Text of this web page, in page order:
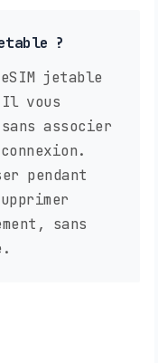
?
jetable
vous
associer
pendant
sans